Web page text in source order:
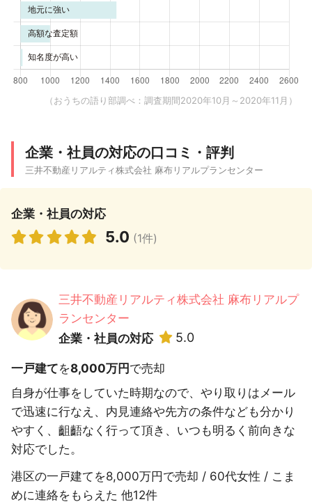
（おうちの語り部調べ：調査期間2020年10月～2020年11月）
企業・社員の対応の口コミ・評判
三井不動産リアルティ株式会社 麻布リアルプランセンター
企業・社員の対応
5.0 (1件)
三井不動産リアルティ株式会社 麻布リアルプ
ランセンター
企業・社員の対応
5.0
一戸建てを8,000万円 で売却
自身が仕事をしていた時期なので、やり取りはメール
で迅速に行なえ、内見連絡や先方の条件なども分かり
やすく、齟齬なく行って頂き、いつも明るく前向きな
対応でした。
港区の一戸建てを8,000万円で売却 / 60代女性 / こま
めに連絡をもらえた 他12件